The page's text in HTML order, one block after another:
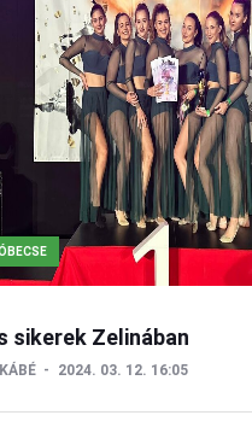
sikerek Zelinában
KÁBÉ 2024. 03. 12. 16:05